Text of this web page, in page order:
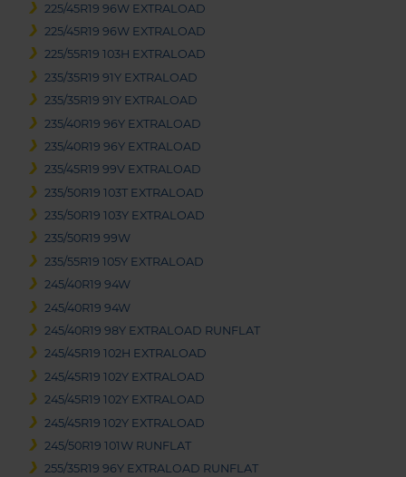
225/45R19 96W EXTRALOAD
225/45R19 96W EXTRALOAD
225/55R19 103H EXTRALOAD
235/35R19 91Y EXTRALOAD
235/35R19 91Y EXTRALOAD
235/40R19 96Y EXTRALOAD
235/40R19 96Y EXTRALOAD
235/45R19 99V EXTRALOAD
235/50R19 103T EXTRALOAD
235/50R19 103Y EXTRALOAD
235/50R19 99W
235/55R19 105Y EXTRALOAD
245/40R19 94W
245/40R19 94W
245/40R19 98Y EXTRALOAD RUNFLAT
245/45R19 102H EXTRALOAD
245/45R19 102Y EXTRALOAD
245/45R19 102Y EXTRALOAD
245/45R19 102Y EXTRALOAD
245/50R19 101W RUNFLAT
255/35R19 96Y EXTRALOAD RUNFLAT